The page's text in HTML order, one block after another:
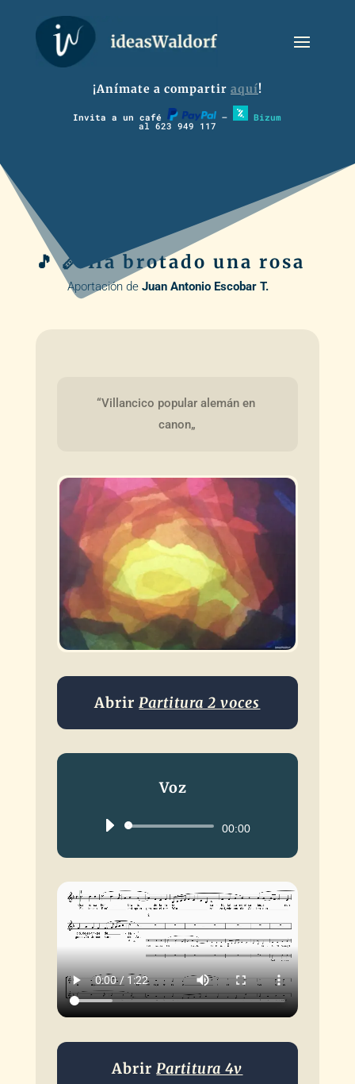
¡Anímate a compartir aquí!
Invita a un café – Bizum
al 623 949 117
🎵 🪈 Ha brotado una rosa
Aportación de Juan Antonio Escobar T.
“Villancico popular alemán en
canon„
AbrirPartitura 2 voces
Voz
Reproductor00:00
AbrirPartitura 4v